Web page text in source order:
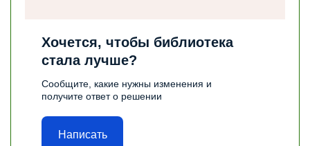
Хочется, чтобы библиотека
стала лучше?
Сообщите, какие нужны изменения и
получите ответ о решении
Написать